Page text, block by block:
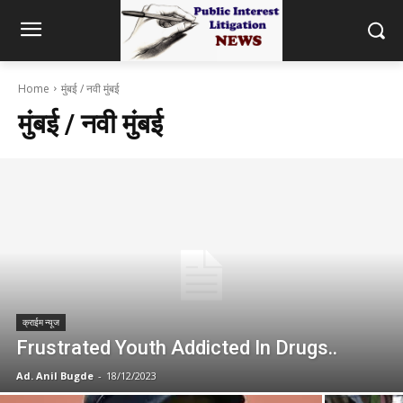
Home मुंबई / नवी मुंबई
मुंबई / नवी मुंबई
क्राईम न्यूज
Frustrated Youth Addicted In Drugs..
Ad. Anil Bugde - 18/12/2023